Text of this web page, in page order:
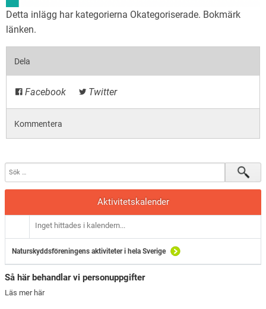
Detta inlägg har kategorierna Okategoriserade. Bokmärk
länken.
Dela
Facebook Twitter
Kommentera
Aktivitetskalender
Inget hittades i kalendern...
Naturskyddsföreningens aktiviteter i hela Sverige
Så här behandlar vi personuppgifter
Läs mer här